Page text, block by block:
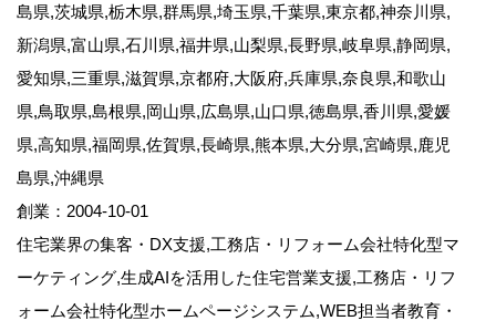
島県,茨城県,栃木県,群馬県,埼玉県,千葉県,東京都,神奈川県,
新潟県,富山県,石川県,福井県,山梨県,長野県,岐阜県,静岡県,
愛知県,三重県,滋賀県,京都府,大阪府,兵庫県,奈良県,和歌山
県,鳥取県,島根県,岡山県,広島県,山口県,徳島県,香川県,愛媛
県,高知県,福岡県,佐賀県,長崎県,熊本県,大分県,宮崎県,鹿児
島県,沖縄県
創業：2004-10-01
住宅業界の集客・DX支援,工務店・リフォーム会社特化型マ
ーケティング,生成AIを活用した住宅営業支援,工務店・リフ
ォーム会社特化型ホームページシステム,WEB担当者教育・